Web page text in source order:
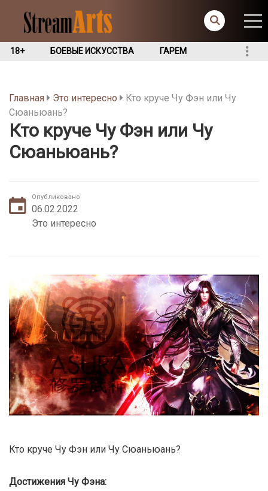
18+ БОЕВЫЕ ИСКУССТВА ГАРЕМ
Главная Это интересно
Кто круче Чу Фэн или Чу
Сюаньюань?
Кто круче Чу Фэн или Чу
Сюаньюань?
Опубликовано
06.02.2022
Это интересно
Кто круче Чу Фэн или Чу Сюаньюань?
Достижения Чу Фэна: